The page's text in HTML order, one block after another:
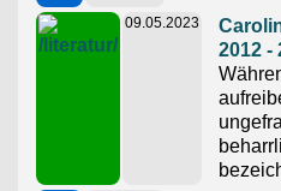
09.05.2023
2012 -